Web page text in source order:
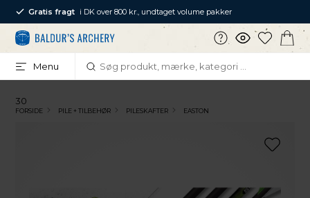
Gratis fragt i DK over 800 kr., undtaget volume pakker
Menu
30
FORSIDE PILE + TILBEHØR PILESKAFTER EASTON